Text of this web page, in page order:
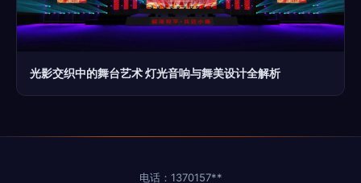
光影交织中的舞台艺术 灯光音响与舞美设计全解析
电话：1370157**